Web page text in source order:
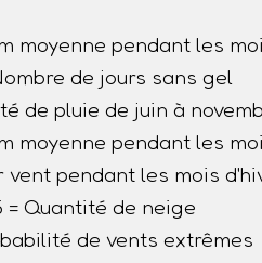
moyenne pendant les
de jours sans gel
de pluie de juin à
moyenne pendant les
vent pendant les mois
= Quantité de neige
de vents extrêmes